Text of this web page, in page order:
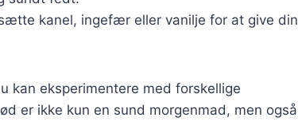
kanel, ingefær eller vanilje for at give din
kan eksperimentere med forskellige
er ikke kun en sund morgenmad, men også